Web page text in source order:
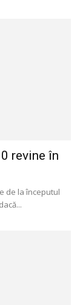
revine în
de la începutul